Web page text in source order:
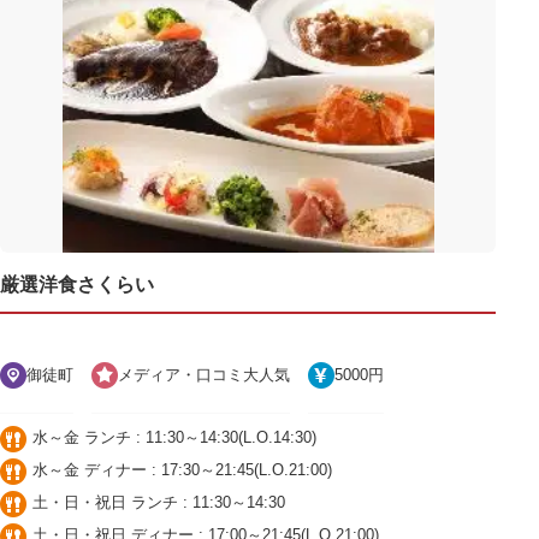
厳選洋食さくらい
御徒町 メディア・口コミ大人気 5000円
水～金 ランチ : 11:30～14:30(L.O.14:30)
水～金 ディナー : 17:30～21:45(L.O.21:00)
土・日・祝日 ランチ : 11:30～14:30
土・日・祝日 ディナー : 17:00～21:45(L.O.21:00)